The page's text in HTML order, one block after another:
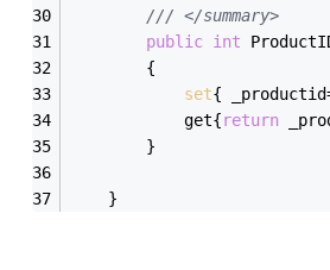
/// </summary>
public int
		{
set{
			get{
return
		}
	}